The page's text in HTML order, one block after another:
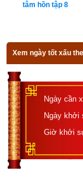
tâm hồn tập 8
Xem ngày tốt xấu
Ngày cần
Ngày khởi
Giờ khởi